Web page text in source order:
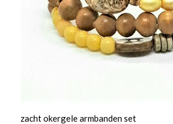
zacht okergele armbanden set